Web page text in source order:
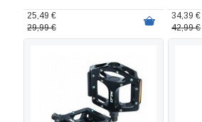
25,49 €
29,99 €
34,39 €
42,99 €